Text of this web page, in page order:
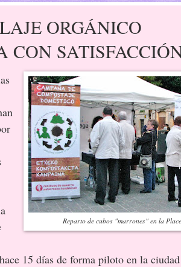
ORGÁNICO
CON
Reparto de cubos "marrones" en la
15 días de forma piloto en la